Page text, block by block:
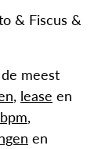
& Fiscus &
meest
, lease en
bpm,
en